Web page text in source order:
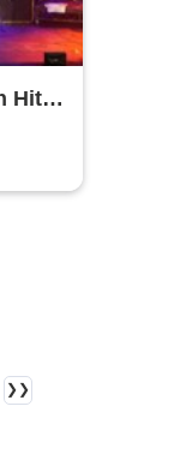
Hits
❯❯